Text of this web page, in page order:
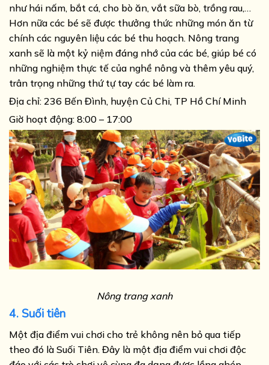
như hái nấm, bắt cá, cho bò ăn, vắt sữa bò, trồng rau,…
Hơn nữa các bé sẽ được thưởng thức những món ăn từ
chính các nguyên liệu các bé thu hoạch. Nông trang
xanh sẽ là một kỷ niệm đáng nhớ của các bé, giúp bé có
những nghiệm thực tế của nghề nông và thêm yêu quý,
trân trọng những thứ tự tay các bé làm ra.
Địa chỉ: 236 Bến Đình, huyện Củ Chi, TP Hồ Chí Minh
Giờ hoạt động: 8:00 – 17:00
Nông trang xanh
4. Suối tiên
Một địa điểm vui chơi cho trẻ không nên bỏ qua tiếp
theo đó là Suối Tiên. Đây là một địa điểm vui chơi độc